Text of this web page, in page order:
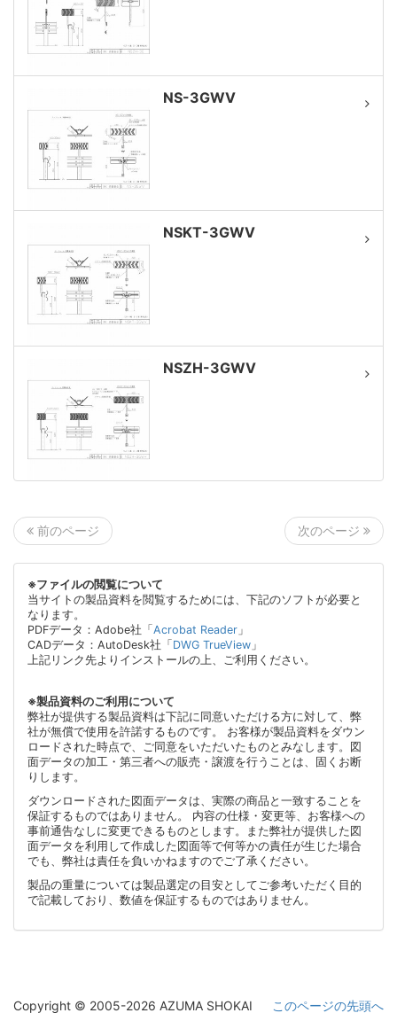
NS-3GWV
NSKT-3GWV
NSZH-3GWV
前のページ 次のページ
※ファイルの閲覧について
当サイトの製品資料を閲覧するためには、下記のソフトが必要と
なります。
PDFデータ：Adobe社「 Acrobat Reader 」
CADデータ：AutoDesk社「 DWG TrueView 」
上記リンク先よりインストールの上、ご利用ください。
※製品資料のご利用について
弊社が提供する製品資料は下記に同意いただける方に対して、弊
社が無償で使用を許諾するものです。 お客様が製品資料をダウン
ロードされた時点で、ご同意をいただいたものとみなします。図
面データの加工・第三者への販売・譲渡を行うことは、固くお断
りします。
ダウンロードされた図面データは、実際の商品と一致することを
保証するものではありません。 内容の仕様・変更等、お客様への
事前通告なしに変更できるものとします。また弊社が提供した図
面データを利用して作成した図面等で何等かの責任が生じた場合
でも、弊社は責任を負いかねますのでご了承ください。
製品の重量については製品選定の目安としてご参考いただく目的
で記載しており、数値を保証するものではありません。
このページの先頭へ
Copyright © 2005-2026 AZUMA SHOKAI